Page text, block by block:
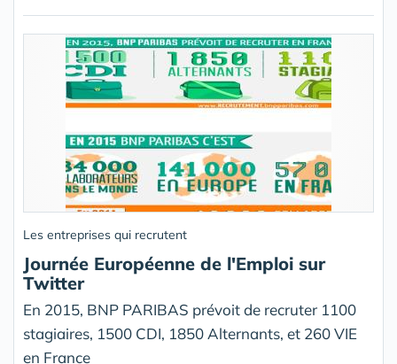
Les entreprises qui recrutent
Journée Européenne de l'Emploi sur
Twitter
En 2015, BNP PARIBAS prévoit de recruter 1100
stagiaires, 1500 CDI, 1850 Alternants, et 260 VIE
en France